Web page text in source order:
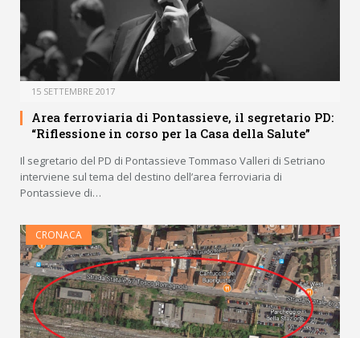
15 SETTEMBRE 2017
Area ferroviaria di Pontassieve, il segretario PD:
“Riflessione in corso per la Casa della Salute”
Il segretario del PD di Pontassieve Tommaso Valleri di Setriano
interviene sul tema del destino dell’area ferroviaria di
Pontassieve di…
CRONACA